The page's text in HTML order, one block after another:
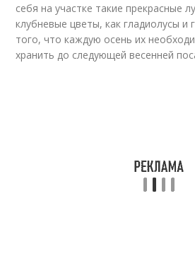
себя на участке такие прекрасные
клубневые цветы, как гладиолусы и
того, что каждую осень их
хранить до следующей весенней